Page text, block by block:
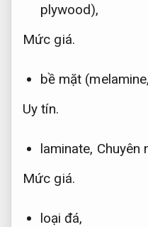
plywood),
Mức giá.
bề mặt (melamine,
Uy tín.
laminate, Chuyên
Mức giá.
loại đá,